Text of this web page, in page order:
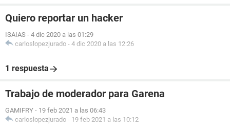
Quiero reportar un hacker
ISAIAS - 4 dic 2020 a las 01:29
carloslopezjurado - 4 dic 2020 a las 12:26
1 respuesta
Trabajo de moderador para Garena
GAMIFRY - 19 feb 2021 a las 06:43
carloslopezjurado - 19 feb 2021 a las 10:12